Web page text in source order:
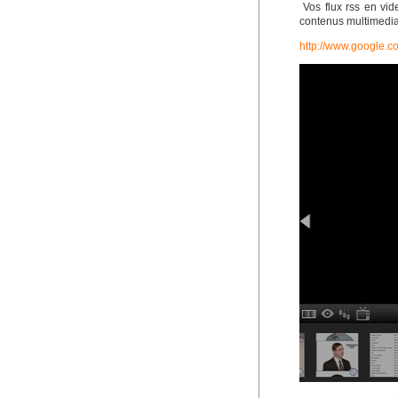
Vos flux rss en
contenus multimedia
http://